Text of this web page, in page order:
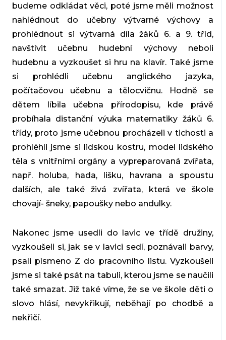
budeme odkládat věci, poté jsme měli možnost
nahlédnout do učebny výtvarné výchovy a
prohlédnout si výtvarná díla žáků 6. a 9. tříd,
navštívit učebnu hudební výchovy neboli
hudebnu a vyzkoušet si hru na klavír. Také jsme
si prohlédli učebnu anglického jazyka,
počítačovou učebnu a tělocvičnu. Hodně se
dětem líbila učebna přírodopisu, kde právě
probíhala distanční výuka matematiky žáků 6.
třídy, proto jsme učebnou procházeli v tichosti a
prohléhli jsme si lidskou kostru, model lidského
těla s vnitřními orgány a vypreparovaná zvířata,
např. holuba, hada, lišku, havrana a spoustu
dalších, ale také živá zvířata, která ve škole
chovají- šneky, papoušky nebo andulky.
Nakonec jsme usedli do lavic ve třídě družiny,
vyzkoušeli si, jak se v lavici sedí, poznávali barvy,
psali písmeno Z do pracovního listu. Vyzkoušeli
jsme si také psát na tabuli, kterou jsme se naučili
také smazat. Již také víme, že se ve škole děti o
slovo hlásí, nevykřikují, neběhají po chodbě a
nekřičí.